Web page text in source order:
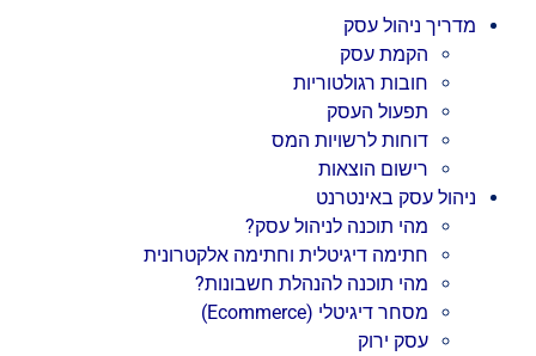
מדריך ניהול עסק
הקמת עסק
חובות רגולטוריות
תפעול העסק
דוחות לרשויות המס
רישום הוצאות
ניהול עסק באינטרנט
מהי תוכנה לניהול עסק?
חתימה דיגיטלית וחתימה אלקטרונית
מהי תוכנה להנהלת חשבונות?
מסחר דיגיטלי (Ecommerce)
עסק ירוק